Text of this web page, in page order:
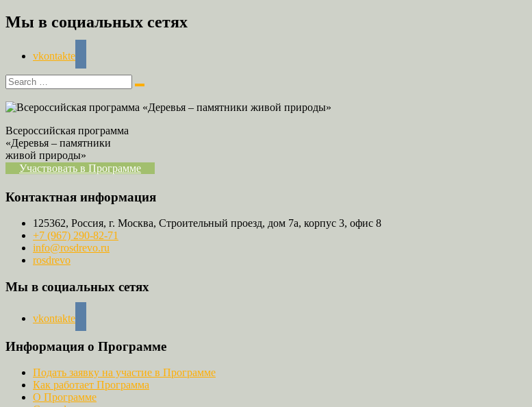
Мы в социальных сетях
vkontakte
Всероссийская программа
«Деревья – памятники
живой природы»
Участвовать в Программе
Контактная информация
125362, Россия, г. Москва, Строительный проезд, дом 7а, корпус 3, офис 8
+7 (967) 290-82-71
info@rosdrevo.ru
rosdrevo
Мы в социальных сетях
vkontakte
Информация о Программе
Подать заявку на участие в Программе
Как работает Программа
О Программе